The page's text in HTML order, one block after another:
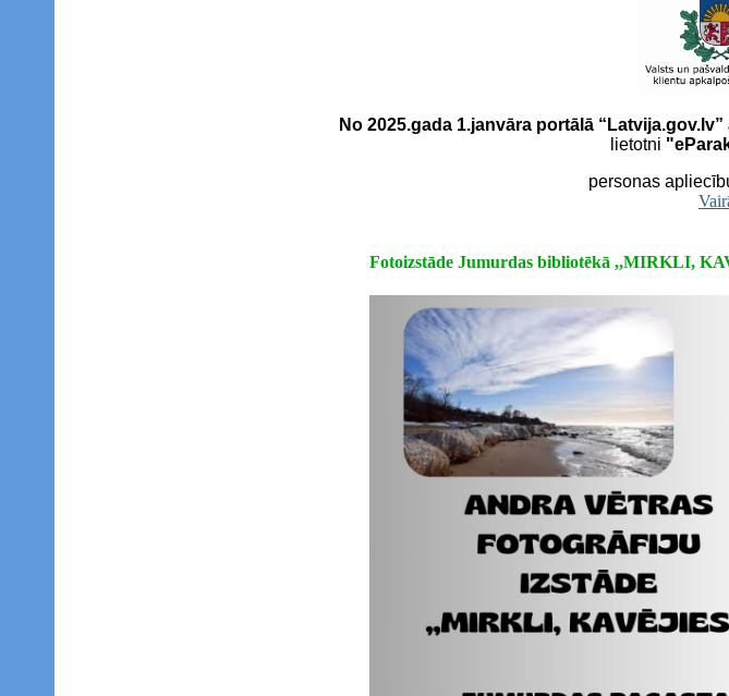
No 2025.gada 1.janvāra portālā
lietotni
personas
Fotoizstāde Jumurdas bibliotēkā ,,MIRKLI,